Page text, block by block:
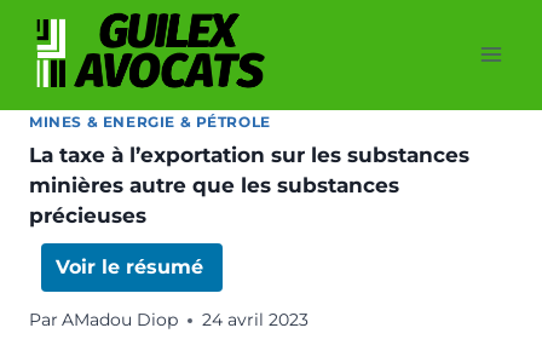
MINES & ENERGIE & PÉTROLE
La taxe à l’exportation sur les substances
minières autre que les substances
précieuses
Voir le résumé
Par AMadou Diop 24 avril 2023